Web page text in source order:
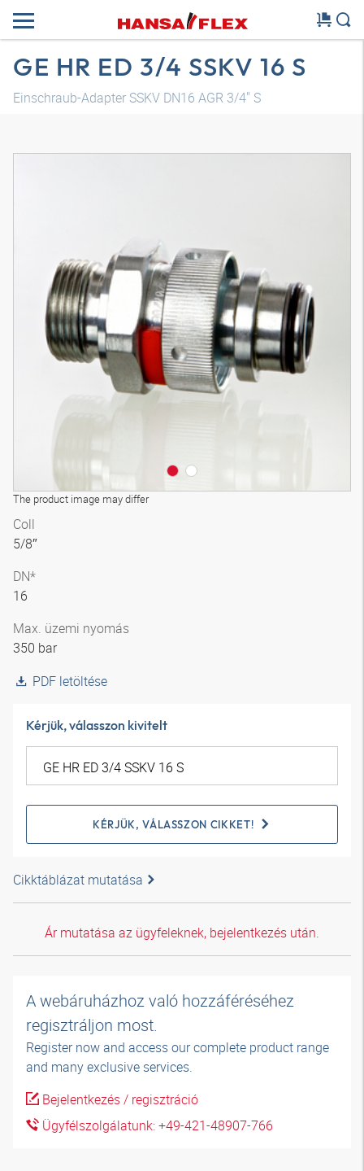
GE HR ED 3/4 SSKV 16 S
Einschraub-Adapter SSKV DN16 AGR 3/4" S
The product image may differ
Coll
5/8″
DN*
16
Max. üzemi nyomás
350 bar
PDF letöltése
Kérjük, válasszon kivitelt
KÉRJÜK, VÁLASSZON CIKKET!
Cikktáblázat mutatása
Ár mutatása az ügyfeleknek, bejelentkezés után.
A webáruházhoz való hozzáféréséhez
regisztráljon most.
Register now and access our complete product range
and many exclusive services.
Bejelentkezés / regisztráció
Ügyfélszolgálatunk: +49-421-48907-766